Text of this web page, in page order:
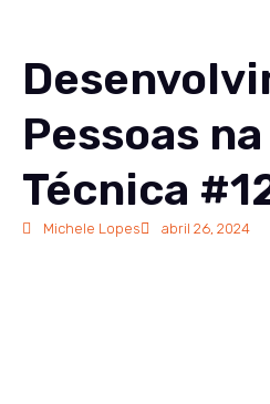
Pessoas
Técnica
Michele Lopes abril 26, 2024